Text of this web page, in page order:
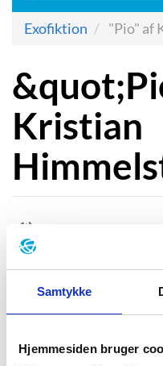
Samtykke
Hjemmesiden bruger
Exofiktion "Pio" af
Kristian
I romanen "Pio" (2022)
Himmelstrup vores
af Socialdemokratiet.
langt fra kun var den